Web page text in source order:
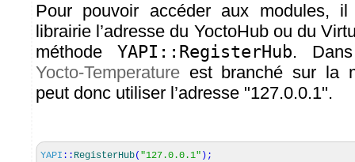
Pour pouvoir accéder aux modules,
librairie l’adresse du YoctoHub ou du
méthode YAPI::RegisterHub.
Yocto-Temperature est branché sur la
peut donc utiliser l’adresse "127.0.0.1".
YAPI :: RegisterHub( "127.0.0.1" ) ;